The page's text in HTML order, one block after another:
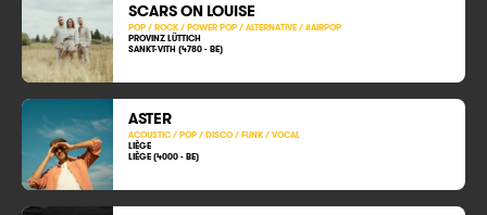
SCARS ON LOUISE
POP / ROCK / POWER POP / ALTERNATIVE / #AIRPOP
PROVINZ LÜTTICH
SANKT-VITH (4780 - BE)
ASTER
ACOUSTIC / POP / DISCO / FUNK / VOCAL
LIÈGE
LIÈGE (4000 - BE)